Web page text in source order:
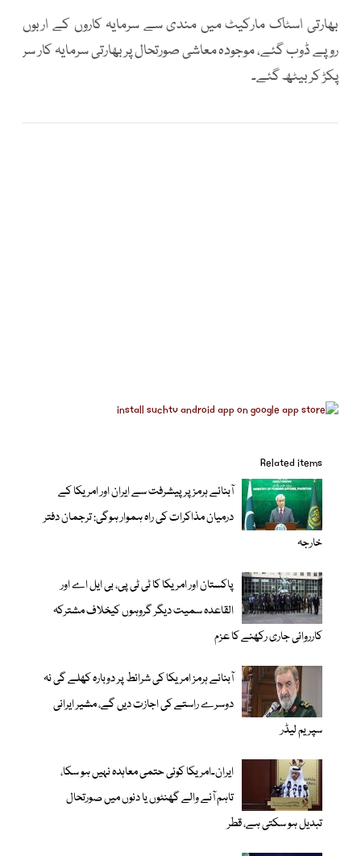
بھارتی اسٹاک مارکیٹ میں مندی سے سرمایہ کاروں کے اربوں
روپے ڈوب گئے، موجودہ معاشی صورتحال پر بھارتی سرمایہ کار سر
پکڑ کر بیٹھ گئے۔
Related items
آبنائے ہرمز پر پیشرفت سے ایران اور امریکا کے
درمیان مذاکرات کی راہ ہموار ہوگی: ترجمان دفتر
خارجہ
پاکستان اور امریکا کا ٹی ٹی پی، بی ایل اے اور
القاعدہ سمیت دیگر گروہوں کیخلاف مشترکہ
کارروائی جاری رکھنے کا عزم
آبنائے ہرمز امریکا کی شرائط پر دوبارہ کھلے گی نہ
دوسرے راستے کی اجازت دیں گے، مشیر ایرانی
سپریم لیڈر
ایران۔امریکا کوئی حتمی معاہدہ نہیں ہو سکا،
تاہم آنے والے گھنٹوں یا دنوں میں صورتحال
تبدیل ہو سکتی ہے، قطر